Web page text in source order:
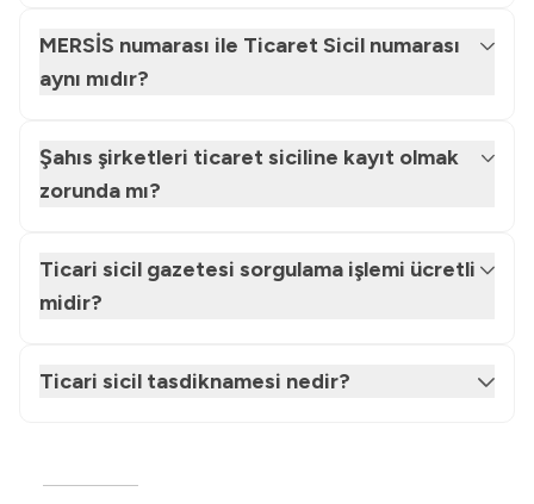
MERSİS numarası ile Ticaret Sicil numarası
aynı mıdır?
Şahıs şirketleri ticaret siciline kayıt olmak
zorunda mı?
Ticari sicil gazetesi sorgulama işlemi ücretli
midir?
Ticari sicil tasdiknamesi nedir?